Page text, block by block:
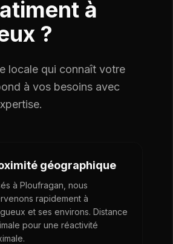
à
?
locale qui connaît votre
à vos besoins avec
géographique
à Ploufragan, nous
rapidement à
et ses environs. Distance
pour une réactivité